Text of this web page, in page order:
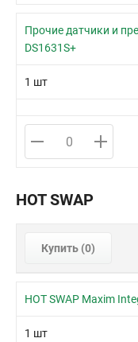
Прочие датчики и
DS1631S+
1 шт
HOT SWAP
Купить (0)
HOT SWAP Maxim
1 шт